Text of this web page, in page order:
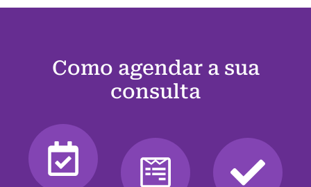
Como agendar a sua
consulta